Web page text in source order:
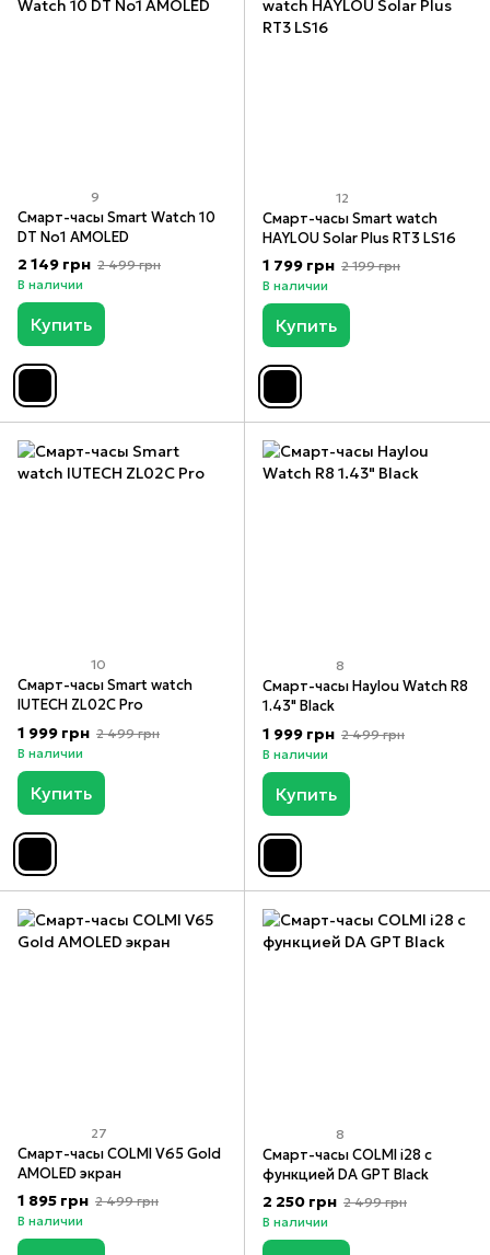
9
Смарт-часы Smart Watch 10
DT No1 AMOLED
2 149 грн 2 499 грн
В наличии
Купить
12
Смарт-часы Smart watch
HAYLOU Solar Plus RT3 LS16
1 799 грн 2 199 грн
В наличии
Купить
10
Смарт-часы Smart watch
IUTECH ZL02C Pro
1 999 грн 2 499 грн
В наличии
Купить
8
Смарт-часы Haylou Watch R8
1.43" Black
1 999 грн 2 499 грн
В наличии
Купить
27
Смарт-часы COLMI V65 Gold
AMOLED экран
1 895 грн 2 499 грн
В наличии
8
Смарт-часы COLMI i28 с
функцией DA GPT Black
2 250 грн 2 499 грн
В наличии